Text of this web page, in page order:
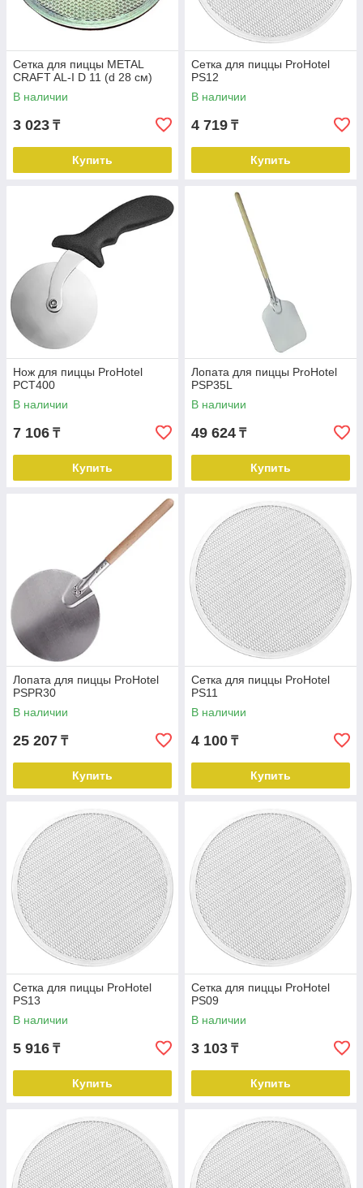
Сетка для пиццы METAL
CRAFT AL-I D 11 (d 28 см)
В наличии
3 023 ₸
Купить
Сетка для пиццы ProHotel
PS12
В наличии
4 719 ₸
Купить
Нож для пиццы ProHotel
PCT400
В наличии
7 106 ₸
Купить
Лопата для пиццы ProHotel
PSP35L
В наличии
49 624 ₸
Купить
Лопата для пиццы ProHotel
PSPR30
В наличии
25 207 ₸
Купить
Сетка для пиццы ProHotel
PS11
В наличии
4 100 ₸
Купить
Сетка для пиццы ProHotel
PS13
В наличии
5 916 ₸
Купить
Сетка для пиццы ProHotel
PS09
В наличии
3 103 ₸
Купить